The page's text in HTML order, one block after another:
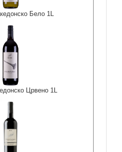
Бело 1L
Црвено 1L